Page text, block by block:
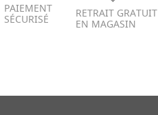
PAIEMENT
SÉCURISÉ RETRAIT GRATUIT
EN MAGASIN